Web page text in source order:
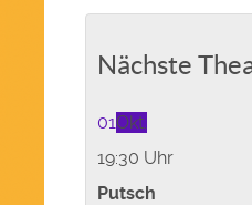
Nächste
01Okt.
19:30 Uhr
Putsch